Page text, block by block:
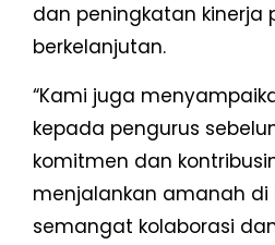
dan peningkatan kinerja
berkelanjutan.
“Kami juga
kepada pengurus
komitmen dan
menjalankan amanah di
semangat kolaborasi